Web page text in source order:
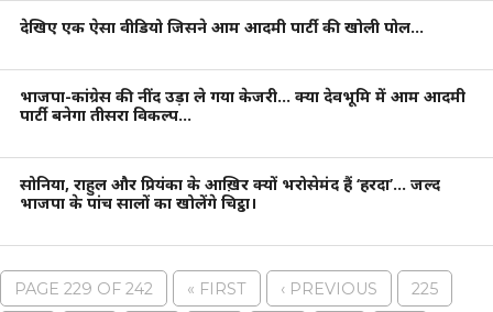
देखिए एक ऐसा वीडियो जिसने आम आदमी पार्टी की खोली पोल…
भाजपा-कांग्रेस की नींद उड़ा ले गया केजरी… क्या देवभूमि में आम आदमी
पार्टी बनेगा तीसरा विकल्प…
सोनिया, राहुल और प्रियंका के आख़िर क्यों भरोसेमंद हैं ‘हरदा’… जल्द
भाजपा के पांच सालों का खोलेंगे चिट्ठा।
PAGE 229 OF 242 « FIRST ‹ PREVIOUS 225